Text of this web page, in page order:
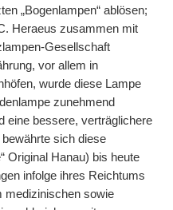
„Bogenlampen“ ablösen;
Heraeus zusammen mit
Gesellschaft
vor allem in
wurde diese Lampe
zunehmend
eine bessere, verträglichere
sich diese
Original Hanau) bis heute
infolge ihres Reichtums
medizinischen sowie